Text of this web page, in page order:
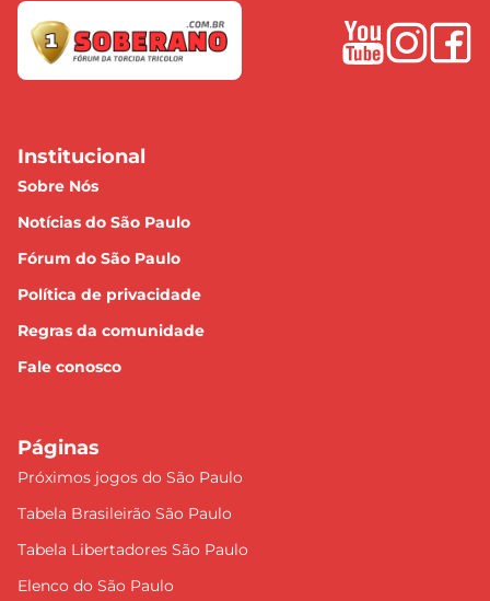
Institucional
Sobre Nós
Notícias do São Paulo
Fórum do São Paulo
Política de privacidade
Regras da comunidade
Fale conosco
Páginas
Próximos jogos do São Paulo
Tabela Brasileirão São Paulo
Tabela Libertadores São Paulo
Elenco do São Paulo